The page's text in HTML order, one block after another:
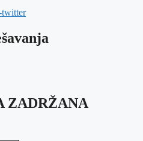
ZADRŽANA